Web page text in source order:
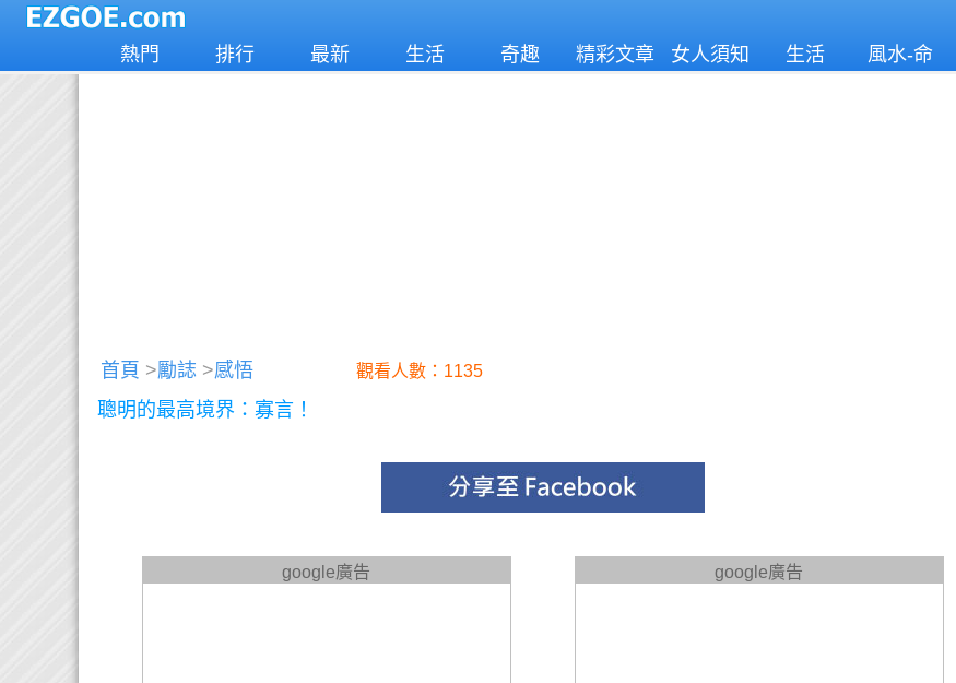
熱門 排行 最新 生活 奇趣 精彩文章 女人須知 生活
風水-命
首頁 >勵誌 >感悟 觀看人數：1135
聰明的最高境界：寡言！
google廣告 google廣告